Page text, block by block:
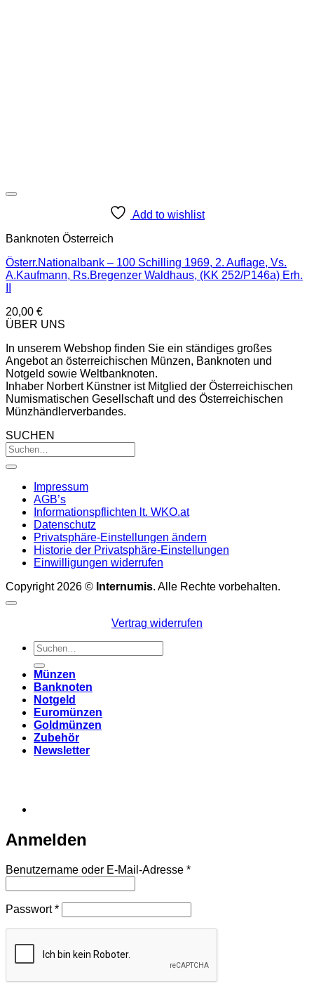
Add to wishlist
Banknoten Österreich
Österr.Nationalbank – 100 Schilling 1969, 2. Auflage, Vs.
A.Kaufmann, Rs.Bregenzer Waldhaus, (KK 252/P146a) Erh.
20,00 €
ÜBER UNS
In unserem Webshop finden Sie ein ständiges großes
Angebot an österreichischen Münzen, Banknoten und
Notgeld sowie Weltbanknoten.
Inhaber Norbert Künstner ist Mitglied der Österreichischen
Numismatischen Gesellschaft und des Österreichischen
Münzhändlerverbandes.
SUCHEN
Impressum
AGB’s
Informationspflichten lt. WKO.at
Datenschutz
Privatsphäre-Einstellungen ändern
Historie der Privatsphäre-Einstellungen
Einwilligungen widerrufen
Copyright 2026 © Internumis. Alle Rechte vorbehalten.
Vertrag widerrufen
Suchen
nach:
Münzen
Banknoten
Notgeld
Euromünzen
Goldmünzen
Zubehör
Newsletter
Anmelden
Benutzername oder E-Mail-Adresse *Erforderlich
Passwort*Erforderlich